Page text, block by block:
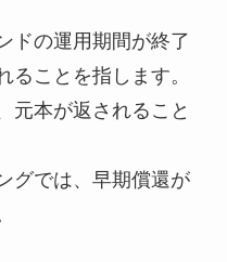
ドの運用期間が終了
ることを指します。
元本が返されること
グでは、早期償還が